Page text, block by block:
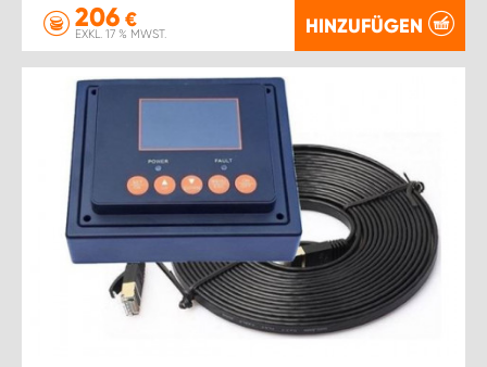
206 €
EXKL. 17 % MWST. HINZUFÜGEN